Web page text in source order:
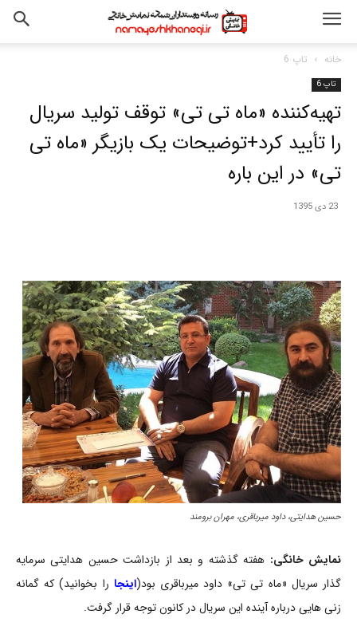
خانه تاپ 6
تاپ 6
تهیه‌کننده «ماه تی تی» توقف تولید سریال
را تأیید کرد+توضیحات یک بازیگر «ماه تی
تی» در این باره
23 دی 1395
حسین هدایتی، داود میرباقری، مهران برومند
نمایش خانگی: هفته گذشته و بعد از بازداشت حسین هدایتی سرمایه
گذار سریال «ماه تی تی» داود میرباقری بود(اینجا را بخوانید) که گمانه
زنی هایی درباره آینده این سریال در کانون توجه قرار گرفت.